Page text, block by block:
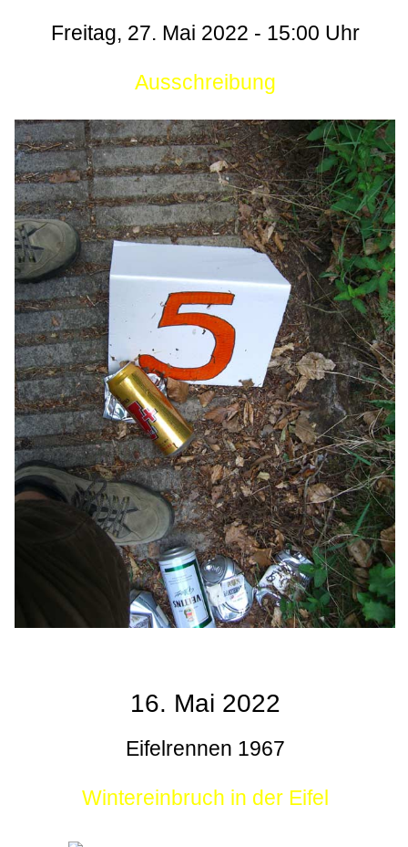
Freitag, 27. Mai 2022 - 15:00 Uhr
Ausschreibung
16. Mai 2022
Eifelrennen 1967
Wintereinbruch in der Eifel